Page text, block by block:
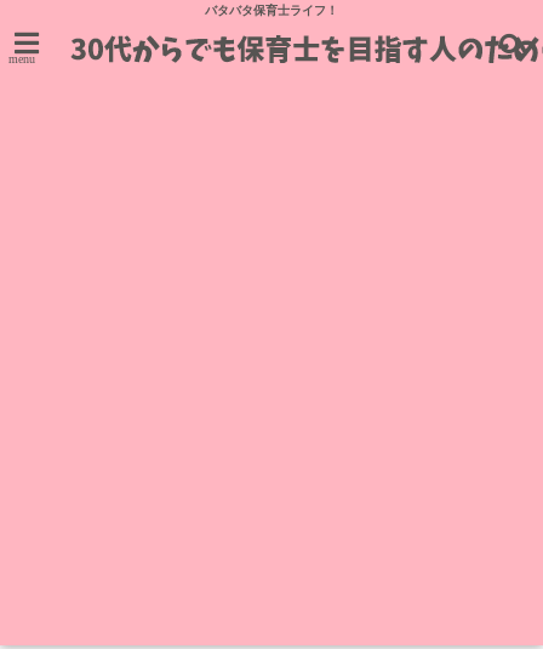
バタバタ保育士ライフ！
menu